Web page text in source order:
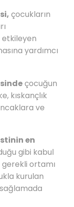
çocukların
etkileyen
yardımcı
çocuğun
kıskançlık
ve
en
gibi kabul
ortamı
kurulan